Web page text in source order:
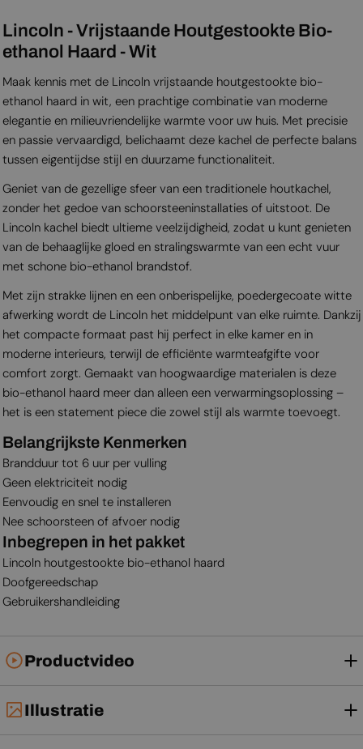
Lincoln - Vrijstaande Houtgestookte Bio-
ethanol Haard - Wit
Maak kennis met de Lincoln vrijstaande houtgestookte bio-
ethanol haard in wit, een prachtige combinatie van moderne
elegantie en milieuvriendelijke warmte voor uw huis. Met precisie
en passie vervaardigd, belichaamt deze kachel de perfecte balans
tussen eigentijdse stijl en duurzame functionaliteit.
Geniet van de gezellige sfeer van een traditionele houtkachel,
zonder het gedoe van schoorsteeninstallaties of uitstoot. De
Lincoln kachel biedt ultieme veelzijdigheid, zodat u kunt genieten
van de behaaglijke gloed en stralingswarmte van een echt vuur
met schone bio-ethanol brandstof.
Met zijn strakke lijnen en een onberispelijke, poedergecoate witte
afwerking wordt de Lincoln het middelpunt van elke ruimte. Dankzij
het compacte formaat past hij perfect in elke kamer en in
moderne interieurs, terwijl de efficiënte warmteafgifte voor
comfort zorgt. Gemaakt van hoogwaardige materialen is deze
bio-ethanol haard meer dan alleen een verwarmingsoplossing –
het is een statement piece die zowel stijl als warmte toevoegt.
Belangrijkste Kenmerken
Brandduur tot 6 uur per vulling
Geen elektriciteit nodig
Eenvoudig en snel te installeren
Nee schoorsteen of afvoer nodig
Inbegrepen in het pakket
Lincoln houtgestookte bio-ethanol haard
Doofgereedschap
Gebruikershandleiding
Productvideo
Illustratie